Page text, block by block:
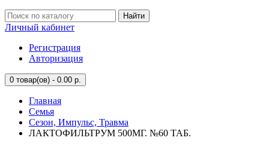
Найти
Личный кабинет
Регистрация
Авторизация
0 товар(ов) - 0.00 р.
Главная
Семья
Сезон, Импульс, Травма
ЛАКТОФИЛЬТРУМ 500МГ. №60 ТАБ.